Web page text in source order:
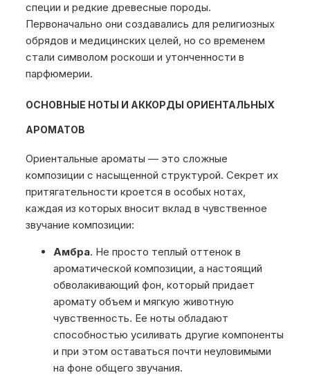
специи и редкие древесные породы.
Первоначально они создавались для религиозных
обрядов и медицинских целей, но со временем
стали символом роскоши и утонченности в
парфюмерии.
ОСНОВНЫЕ НОТЫ И АККОРДЫ ОРИЕНТАЛЬНЫХ
АРОМАТОВ
Ориентальные ароматы — это сложные
композиции с насыщенной структурой. Секрет их
притягательности кроется в особых нотах,
каждая из которых вносит вклад в чувственное
звучание композиции:
Амбра. Не просто теплый оттенок в
ароматической композиции, а настоящий
обволакивающий фон, который придает
аромату объем и мягкую животную
чувственность. Ее ноты обладают
способностью усиливать другие компоненты
и при этом оставаться почти неуловимыми
на фоне общего звучания.